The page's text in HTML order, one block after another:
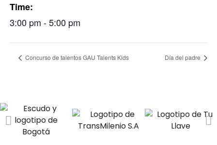
Time:
3:00 pm - 5:00 pm
Concurso de talentos GAU Talents Kids Día del padre